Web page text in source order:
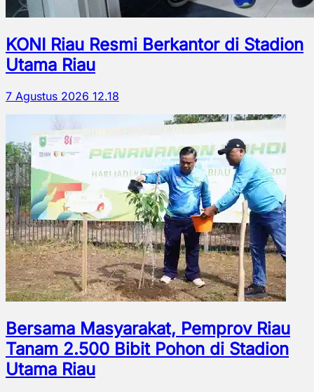
KONI Riau Resmi Berkantor di Stadion
Utama Riau
7 Agustus 2026 12.18
Bersama Masyarakat, Pemprov Riau
Tanam 2.500 Bibit Pohon di Stadion
Utama Riau